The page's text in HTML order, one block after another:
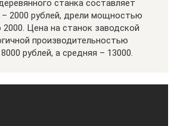
станка составляет
– 2000 рублей, дрели мощностью
Цена на станок заводской
производительностью
рублей, а средняя – 13000.